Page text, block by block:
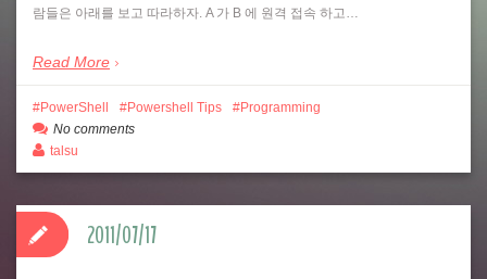
람들은 아래를 보고 따라하자. A 가 B 에 원격 접속 하고…
Read More
PowerShell Powershell Tips
Programming
No comments
talsu
2011/07/17